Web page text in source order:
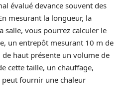
évalué devance souvent des
mesurant la longueur, la
salle, vous pourrez calculer le
un entrepôt mesurant 10 m de
haut présente un volume de
cette taille, un chauffage,
peut fournir une chaleur